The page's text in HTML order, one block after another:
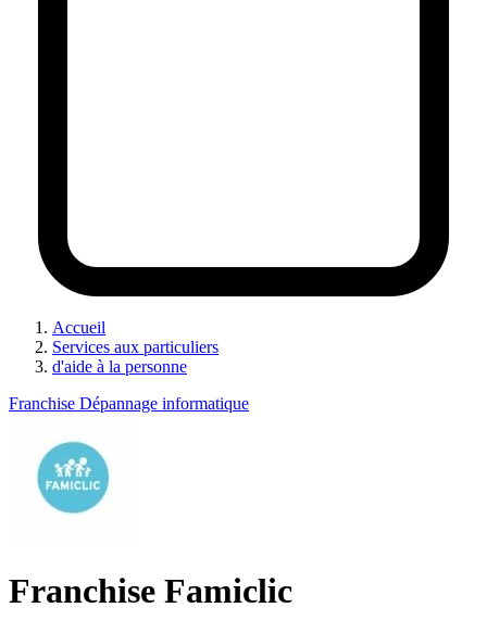
Accueil
Services aux particuliers
d'aide à la personne
Franchise Dépannage informatique
Franchise Famiclic